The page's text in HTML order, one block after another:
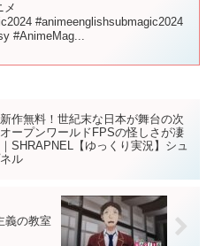
メ
#animeenglishsubmagic2024
#AnimeMag...
作無料！世紀末な日本が舞台の次
ープンワールドFPSの怪しさが凄
SHRAPNEL【ゆっくり実況】シュ
ル
義の教室